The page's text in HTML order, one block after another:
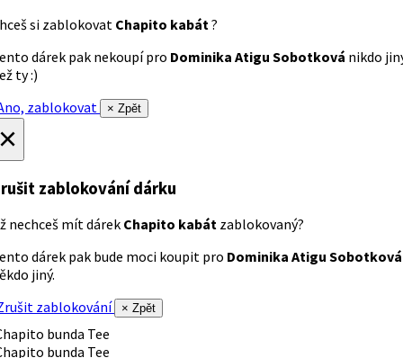
si zablokovat Chapito kabát ?
dárek pak nekoupí pro Dominika Atigu Sobotková nikdo
ty :)
zablokovat
× Zpět
zablokování dárku
nechceš mít dárek Chapito kabát zablokovaný?
dárek pak bude moci koupit pro Dominika Atigu Sobotková
jiný.
zablokování
× Zpět